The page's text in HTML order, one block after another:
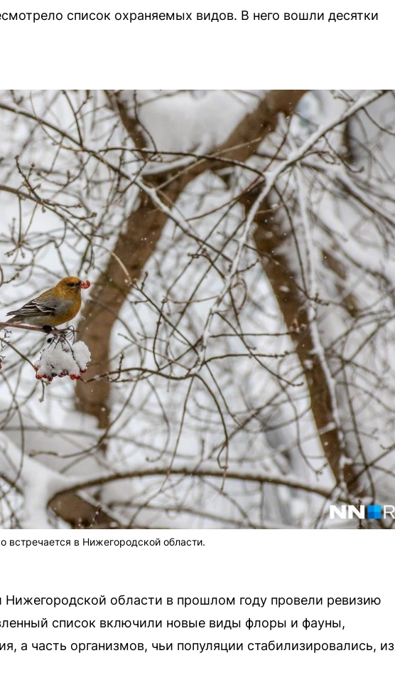
список охраняемых видов. В него вошли десятки
в Нижегородской области.
области в прошлом году провели ревизию
список включили новые виды флоры и фауны,
а часть организмов, чьи популяции стабилизировались, из